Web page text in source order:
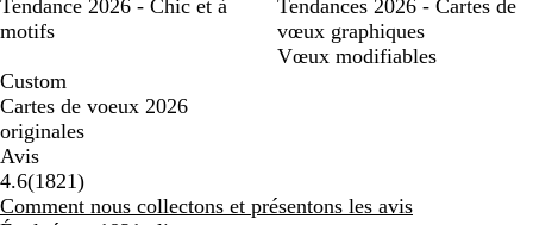
Tendance 2026 - Chic et à
motifs
Tendances 2026 - Cartes de
vœux graphiques
Vœux modifiables
Custom
Cartes de voeux 2026
originales
Avis
4.6(18211821
avis
)
Comment nous collectons et présentons les avis